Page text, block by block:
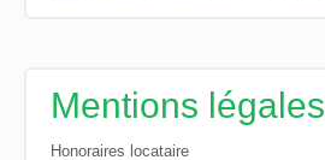
Mentions légales
Honoraires locataire